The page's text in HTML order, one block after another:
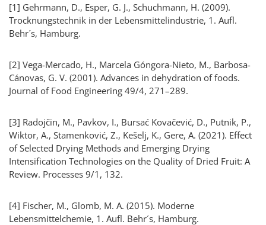
[1] Gehrmann, D., Esper, G. J., Schuchmann, H. (2009).
Trocknungstechnik in der Lebensmittelindustrie, 1. Aufl.
Behr´s, Hamburg.
[2] Vega-Mercado, H., Marcela Góngora-Nieto, M., Barbosa-
Cánovas, G. V. (2001). Advances in dehydration of foods.
Journal of Food Engineering 49/4, 271–289.
[3] Radojčin, M., Pavkov, I., Bursać Kovačević, D., Putnik, P.,
Wiktor, A., Stamenković, Z., Kešelj, K., Gere, A. (2021). Effect
of Selected Drying Methods and Emerging Drying
Intensification Technologies on the Quality of Dried Fruit: A
Review. Processes 9/1, 132.
[4] Fischer, M., Glomb, M. A. (2015). Moderne
Lebensmittelchemie, 1. Aufl. Behr´s, Hamburg.